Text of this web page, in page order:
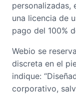
una licencia de
pago del 100%
Webio se
discreta en el
indique:
corporativo,